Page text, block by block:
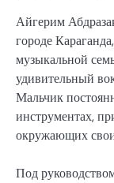
Айгерим
городе
музыкальной
удивительный
Мальчик
инструментах,
окружающих
Под